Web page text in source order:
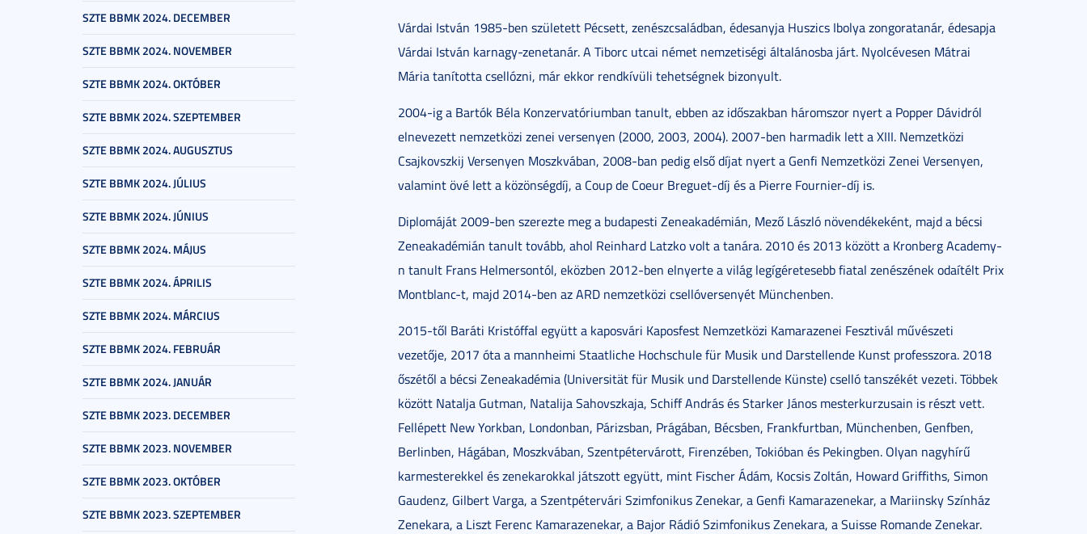
SZTE BBMK 2024. DECEMBER
SZTE BBMK 2024. NOVEMBER
SZTE BBMK 2024. OKTÓBER
SZTE BBMK 2024. SZEPTEMBER
SZTE BBMK 2024. AUGUSZTUS
SZTE BBMK 2024. JÚLIUS
SZTE BBMK 2024. JÚNIUS
SZTE BBMK 2024. MÁJUS
SZTE BBMK 2024. ÁPRILIS
SZTE BBMK 2024. MÁRCIUS
SZTE BBMK 2024. FEBRUÁR
SZTE BBMK 2024. JANUÁR
SZTE BBMK 2023. DECEMBER
SZTE BBMK 2023. NOVEMBER
SZTE BBMK 2023. OKTÓBER
SZTE BBMK 2023. SZEPTEMBER
Várdai István 1985-ben született Pécsett, zenészcsaládban, édesanyja Huszics Ibolya zongoratanár, édesapja
Várdai István karnagy-zenetanár. A Tiborc utcai német nemzetiségi általánosba járt. Nyolcévesen Mátrai
Mária tanította csellózni, már ekkor rendkívüli tehetségnek bizonyult.
2004-ig a Bartók Béla Konzervatóriumban tanult, ebben az időszakban háromszor nyert a Popper Dávidról
elnevezett nemzetközi zenei versenyen (2000, 2003, 2004). 2007-ben harmadik lett a XIII. Nemzetközi
Csajkovszkij Versenyen Moszkvában, 2008-ban pedig első díjat nyert a Genfi Nemzetközi Zenei Versenyen,
valamint övé lett a közönségdíj, a Coup de Coeur Breguet-díj és a Pierre Fournier-díj is.
Diplomáját 2009-ben szerezte meg a budapesti Zeneakadémián, Mező László növendékeként, majd a bécsi
Zeneakadémián tanult tovább, ahol Reinhard Latzko volt a tanára. 2010 és 2013 között a Kronberg Academy-
n tanult Frans Helmersontól, eközben 2012-ben elnyerte a világ legígéretesebb fiatal zenészének odaítélt Prix
Montblanc-t, majd 2014-ben az ARD nemzetközi csellóversenyét Münchenben.
2015-től Baráti Kristóffal együtt a kaposvári Kaposfest Nemzetközi Kamarazenei Fesztivál művészeti
vezetője, 2017 óta a mannheimi Staatliche Hochschule für Musik und Darstellende Kunst professzora. 2018
őszétől a bécsi Zeneakadémia (Universität für Musik und Darstellende Künste) cselló tanszékét vezeti. Többek
között Natalja Gutman, Natalija Sahovszkaja, Schiff András és Starker János mesterkurzusain is részt vett.
Fellépett New Yorkban, Londonban, Párizsban, Prágában, Bécsben, Frankfurtban, Münchenben, Genfben,
Berlinben, Hágában, Moszkvában, Szentpétervárott, Firenzében, Tokióban és Pekingben. Olyan nagyhírű
karmesterekkel és zenekarokkal játszott együtt, mint Fischer Ádám, Kocsis Zoltán, Howard Griffiths, Simon
Gaudenz, Gilbert Varga, a Szentpétervári Szimfonikus Zenekar, a Genfi Kamarazenekar, a Mariinsky Színház
Zenekara, a Liszt Ferenc Kamarazenekar, a Bajor Rádió Szimfonikus Zenekara, a Suisse Romande Zenekar.